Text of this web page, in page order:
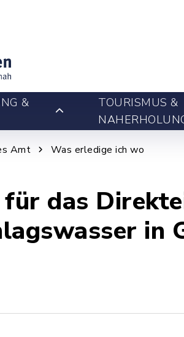
&
TOURISMUS &
Amt Was erledige ich wo
das
in